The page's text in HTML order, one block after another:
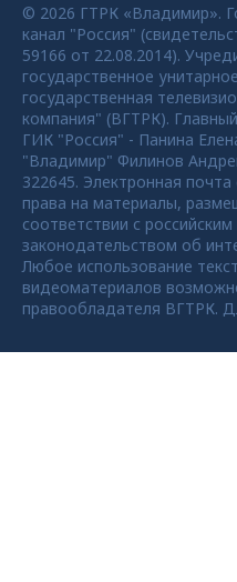
© 2026 ГТРК «Владимир».
канал "Россия"
59166 от 22.08.2014).
государственное
государственная
компания" (ВГТРК).
ГИК "Россия" - Панина
"Владимир" Филинов
322645. Электронная
права на материалы,
соответствии с
законодательством об
Любое использование
видеоматериалов
правообладателя ВГТРК.